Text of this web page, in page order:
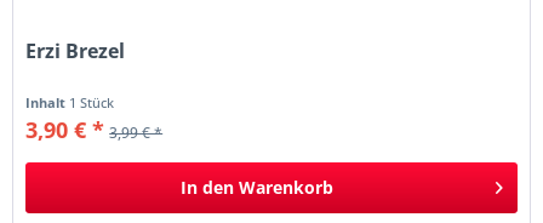
Erzi Brezel
Inhalt 1 Stück
3,90 € * 3,99 € *
In den Warenkorb